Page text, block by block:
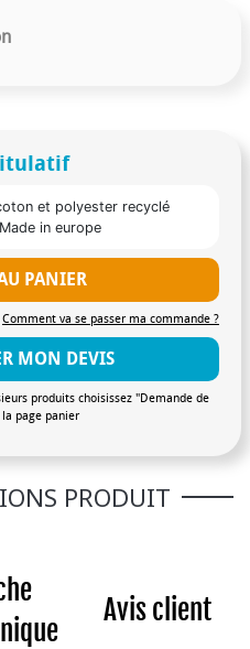
et polyester recyclé
in europe
PANIER
Comment va se passer ma commande ?
MON DEVIS
produits choisissez "Demande de
page panier
PRODUIT
Avis client